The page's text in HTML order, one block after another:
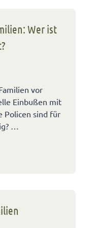
Wer ist
vor
Einbußen mit
Policen sind für
…